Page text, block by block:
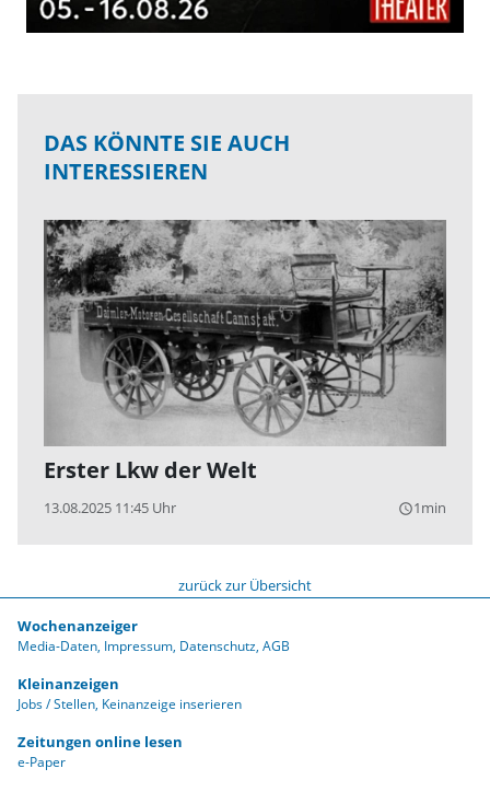
DAS KÖNNTE SIE AUCH
INTERESSIEREN
Erster Lkw der Welt
13.08.2025 11:45 Uhr query_builder1min
zurück zur Übersicht
Wochenanzeiger
Media-Daten Impressum Datenschutz AGB
Kleinanzeigen
Jobs / Stellen Keinanzeige inserieren
Zeitungen online lesen
e-Paper